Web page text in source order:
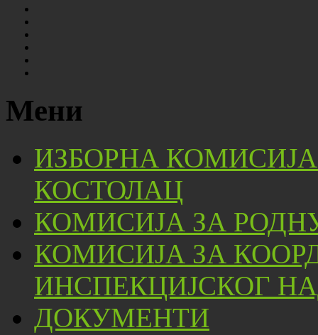
Мени
ИЗБОРНА
КОСТОЛАЦ
КОМИСИЈА ЗА
КОМИСИЈА ЗА
ИНСПЕКЦИЈСКОГ
ДОКУМЕНТИ